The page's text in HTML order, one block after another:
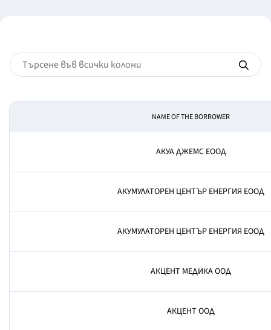
NAME OF THE BORROWER
АКУА ДЖЕМС ЕООД
АКУМУЛАТОРЕН ЦЕНТЪР ЕНЕРГИЯ ЕООД
АКУМУЛАТОРЕН ЦЕНТЪР ЕНЕРГИЯ ЕООД
АКЦЕНТ МЕДИКА ООД
АКЦЕНТ ООД